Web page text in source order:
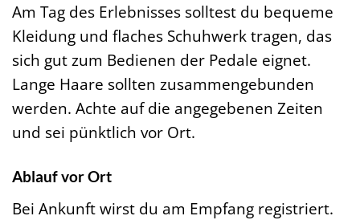
Am Tag des Erlebnisses solltest du bequeme
Kleidung und flaches Schuhwerk tragen, das
sich gut zum Bedienen der Pedale eignet.
Lange Haare sollten zusammengebunden
werden. Achte auf die angegebenen Zeiten
und sei pünktlich vor Ort.
Ablauf vor Ort
Bei Ankunft wirst du am Empfang registriert.